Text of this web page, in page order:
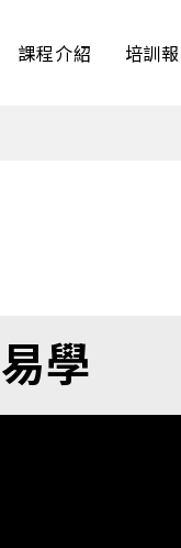
課程介紹 培訓
學